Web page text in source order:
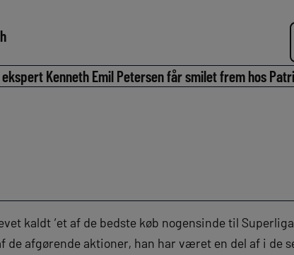
Kenneth Emil Petersen får smilet frem hos
kaldt ‘et af de bedste køb nogensinde til
de afgørende aktioner, han har været en del af i de